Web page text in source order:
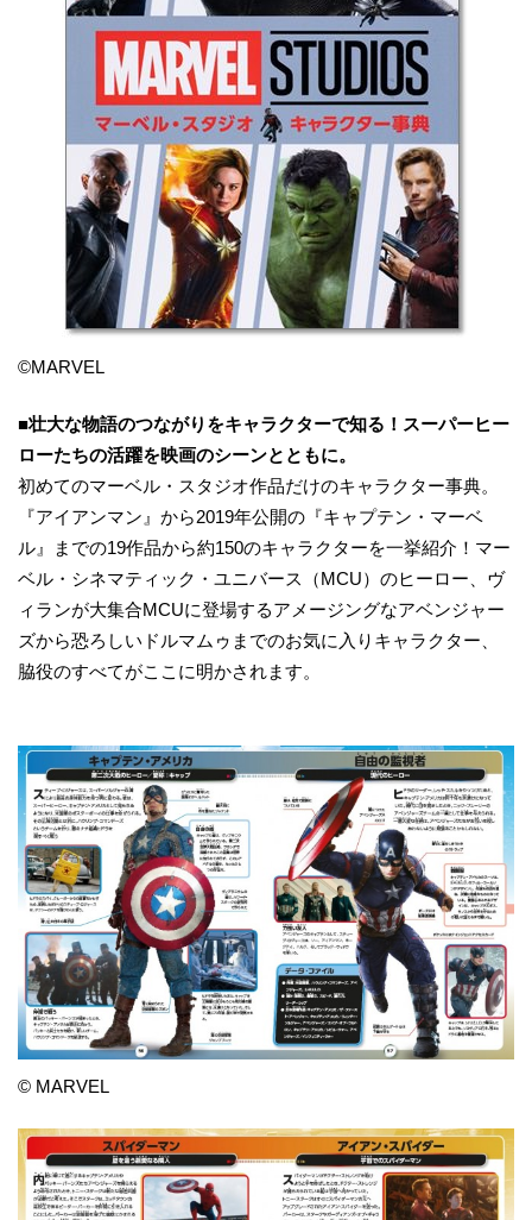
©MARVEL
■壮大な物語のつながりをキャラクターで知る！スーパーヒー
ローたちの活躍を映画のシーンとともに。
初めてのマーベル・スタジオ作品だけのキャラクター事典。
『アイアンマン』から2019年公開の『キャプテン・マーベ
ル』までの19作品から約150のキャラクターを一挙紹介！マー
ベル・シネマティック・ユニバース（MCU）のヒーロー、ヴ
ィランが大集合MCUに登場するアメージングなアベンジャー
ズから恐ろしいドルマムゥまでのお気に入りキャラクター、
脇役のすべてがここに明かされます。
© MARVEL